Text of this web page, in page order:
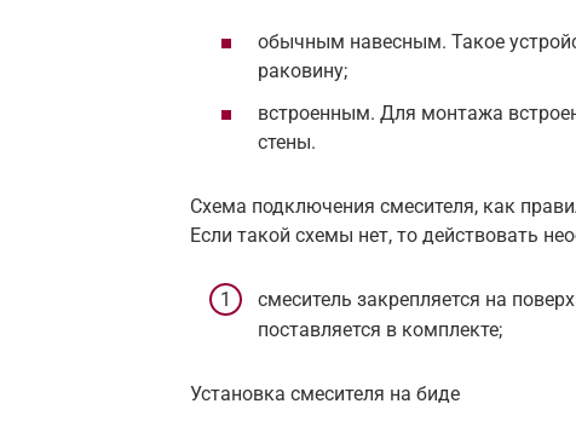
обычным навесным. Такое
раковину;
встроенным. Для монтажа
стены.
Схема подключения смесителя, как
Если такой схемы нет, то действовать
смеситель закрепляется на
поставляется в комплекте;
Установка смесителя на биде